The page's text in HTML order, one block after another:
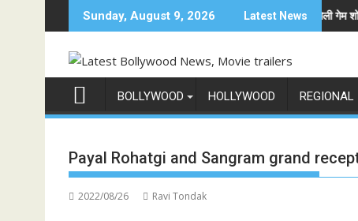
to
Sunday, August 9, 2026 Latest News
अनिल कपूर होस्ट करेंगे भारत का सबसे बड़ा फैमिली गेम शो 'इंडिया के टॉप
BOLLYWOOD HOLLYWOOD REGIONAL
Payal Rohatgi and Sangram grand
2022/08/26 Ravi Tondak